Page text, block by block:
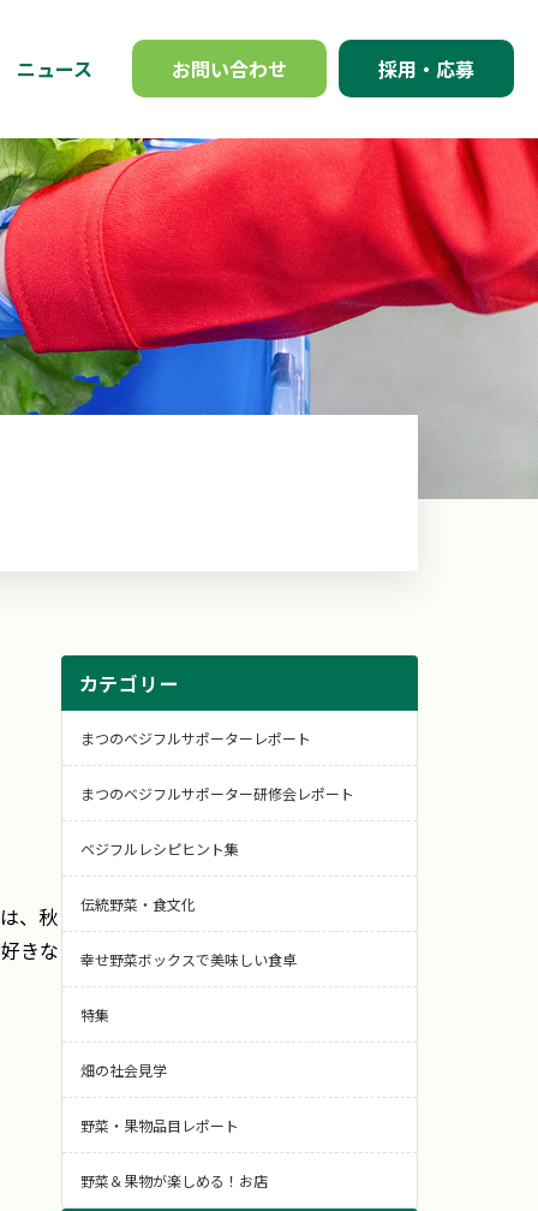
ニュース お問い合わせ 採用・応募
、秋
きな
カテゴリー
まつのベジフルサポーターレポート
まつのベジフルサポーター研修会レポート
ベジフルレシピヒント集
伝統野菜・食文化
幸せ野菜ボックスで美味しい食卓
特集
畑の社会見学
野菜・果物品目レポート
野菜＆果物が楽しめる！お店